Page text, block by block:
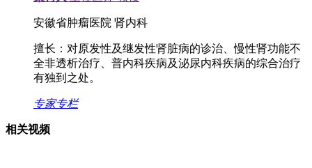
安徽省肿瘤医院 肾内科
擅长： 对原发性及继发性肾脏病的诊治、慢性肾功能不
全非透析治疗、普内科疾病及泌尿内科疾病的综合治疗
有独到之处。
专家专栏
相关视频